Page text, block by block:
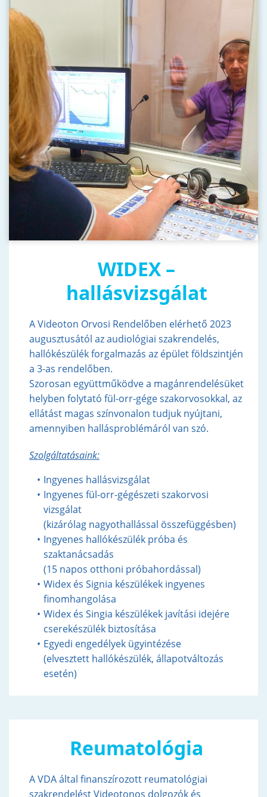
WIDEX –
hallásvizsgálat
A Videoton Orvosi Rendelőben elérhető 2023
augusztusától az audiológiai szakrendelés,
hallókészülék forgalmazás az épület földszintjén
a 3-as rendelőben.
Szorosan együttműködve a magánrendelésüket
helyben folytató fül-orr-gége szakorvosokkal, az
ellátást magas színvonalon tudjuk nyújtani,
amennyiben hallásproblémáról van szó.
Szolgáltatásaink:
Ingyenes hallásvizsgálat
Ingyenes fül-orr-gégészeti szakorvosi
vizsgálat
(kizárólag nagyothallással összefüggésben)
Ingyenes hallókészülék próba és
szaktanácsadás
(15 napos otthoni próbahordással)
Widex és Signia készülékek ingyenes
finomhangolása
Widex és Singia készülékek javítási idejére
cserekészülék biztosítása
Egyedi engedélyek ügyintézése
(elvesztett hallókészülék, állapotváltozás
esetén)
Reumatológia
A VDA által finanszírozott reumatológiai
szakrendelést Videotonos dolgozók és